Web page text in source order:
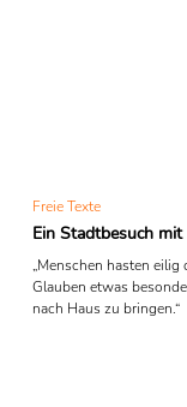
Freie Texte
Ein Stadtbesuch
„Menschen hasten
Glauben etwas
nach Haus zu bringen.“